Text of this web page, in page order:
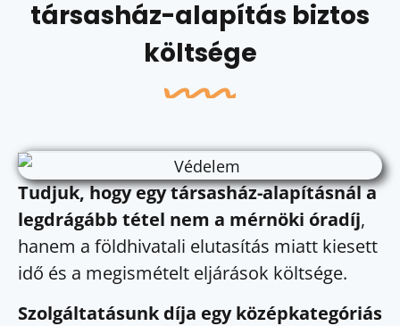
társasház-alapítás biztos
költsége
Tudjuk, hogy egy társasház-alapításnál a
legdrágább tétel nem a mérnöki óradíj,
hanem a földhivatali elutasítás miatt kiesett
idő és a megismételt eljárások költsége.
Szolgáltatásunk díja egy középkategóriás